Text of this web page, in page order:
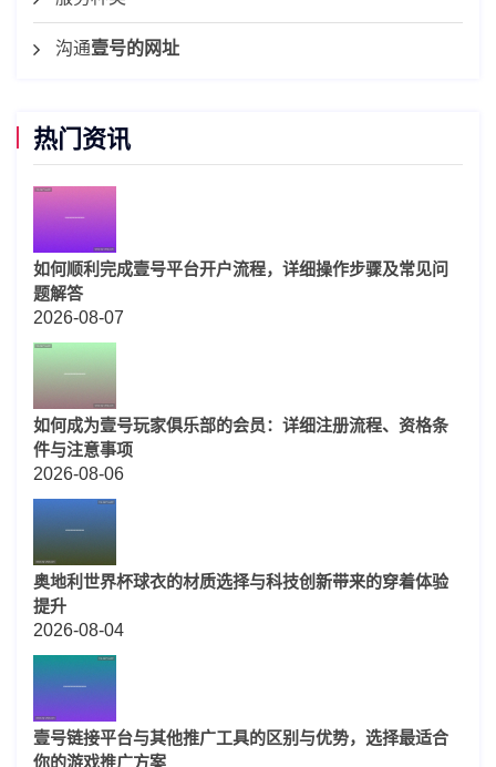
沟通壹号的网址
热门资讯
如何顺利完成壹号平台开户流程，详细操作步骤及常见问
题解答
2026-08-07
如何成为壹号玩家俱乐部的会员：详细注册流程、资格条
件与注意事项
2026-08-06
奥地利世界杯球衣的材质选择与科技创新带来的穿着体验
提升
2026-08-04
壹号链接平台与其他推广工具的区别与优势，选择最适合
你的游戏推广方案